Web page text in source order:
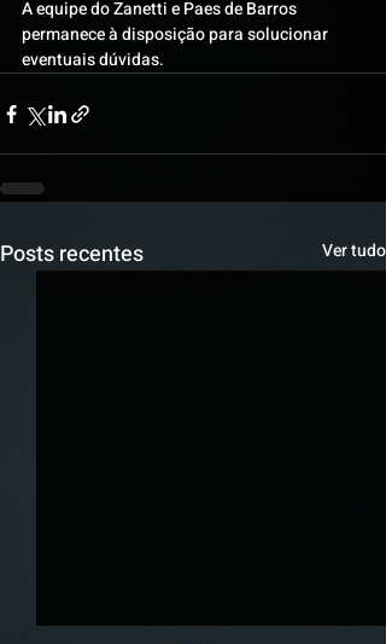
A equipe do Zanetti e Paes de Barros
permanece à disposição para solucionar
eventuais dúvidas.
Posts recentes Ver tudo